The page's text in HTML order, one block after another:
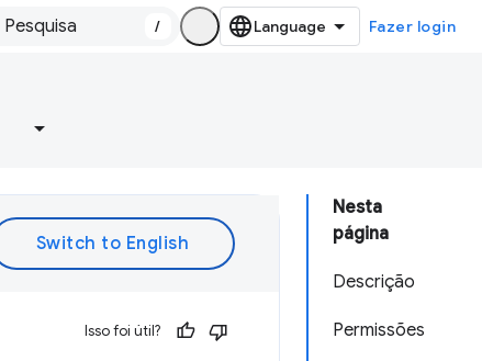
/ Fazer login
Nesta
página
Descrição
Permissões
Isso foi útil?